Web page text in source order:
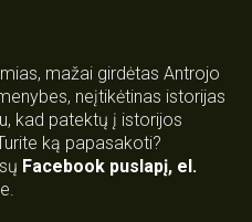
mažai girdėtas Antrojo
neįtikėtinas istorijas
kad patektų į istorijos
ką papasakoti?
Facebook puslapį, el.